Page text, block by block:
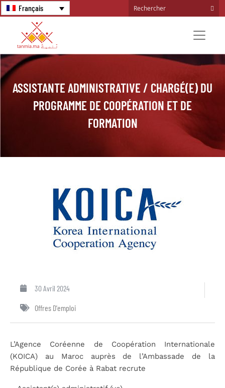
Français
ASSISTANTE ADMINISTRATIVE / CHARGÉ(E) DU
PROGRAMME DE COOPÉRATION ET DE
FORMATION
30 Avril 2024
Offres D'emploi
L’Agence Coréenne de Coopération Internationale
(KOICA) au Maroc auprès de l’Ambassade de la
République de Corée à Rabat recrute